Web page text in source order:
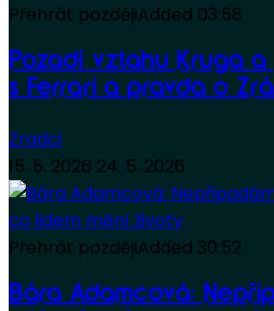
Přehrát pozdějiAdded 03:58
Pozadí vztahu Kruga a
s Ferrari a pravda o
Zradci
15. 5. 2026 24. 5. 2026
Přehrát pozdějiAdded 30:52
Bára Adamcová: